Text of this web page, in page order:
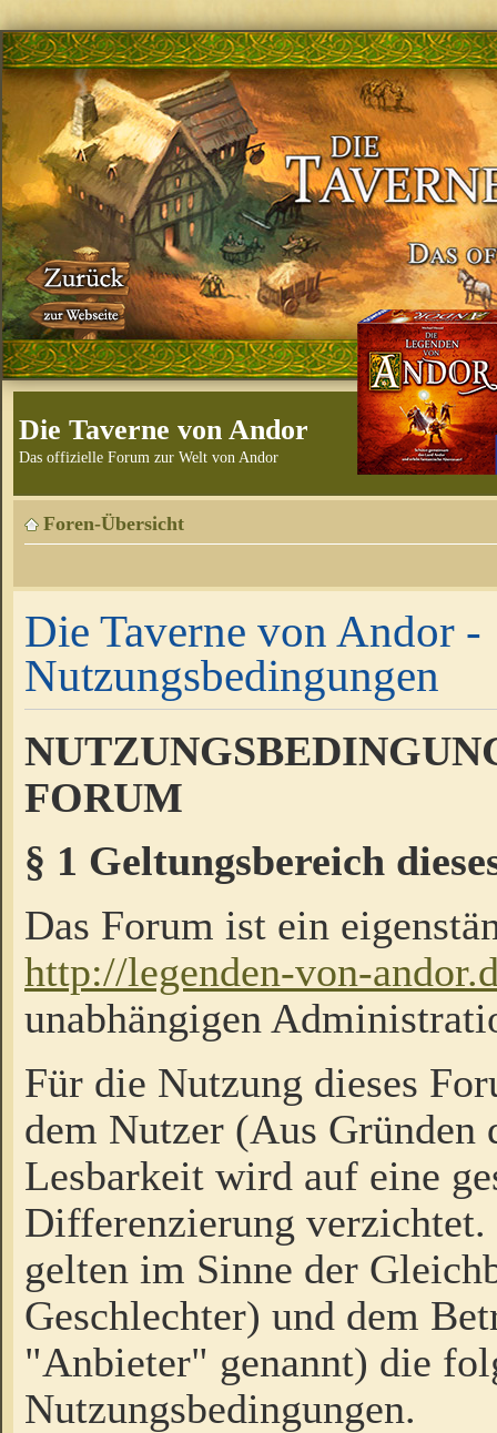
Die Taverne von Andor
Das offizielle Forum zur Welt von Andor
Foren-Übersicht
Die Taverne von Andor -
Nutzungsbedingungen
FORUM
§ 1 Geltungsbereich
Das Forum ist ein
http://legenden-von-
unabhängigen
Für die Nutzung dieses
dem Nutzer (Aus Gründen
Lesbarkeit wird auf eine
Differenzierung
gelten im Sinne der
Geschlechter) und dem
"Anbieter" genannt) die
Nutzungsbedingungen.